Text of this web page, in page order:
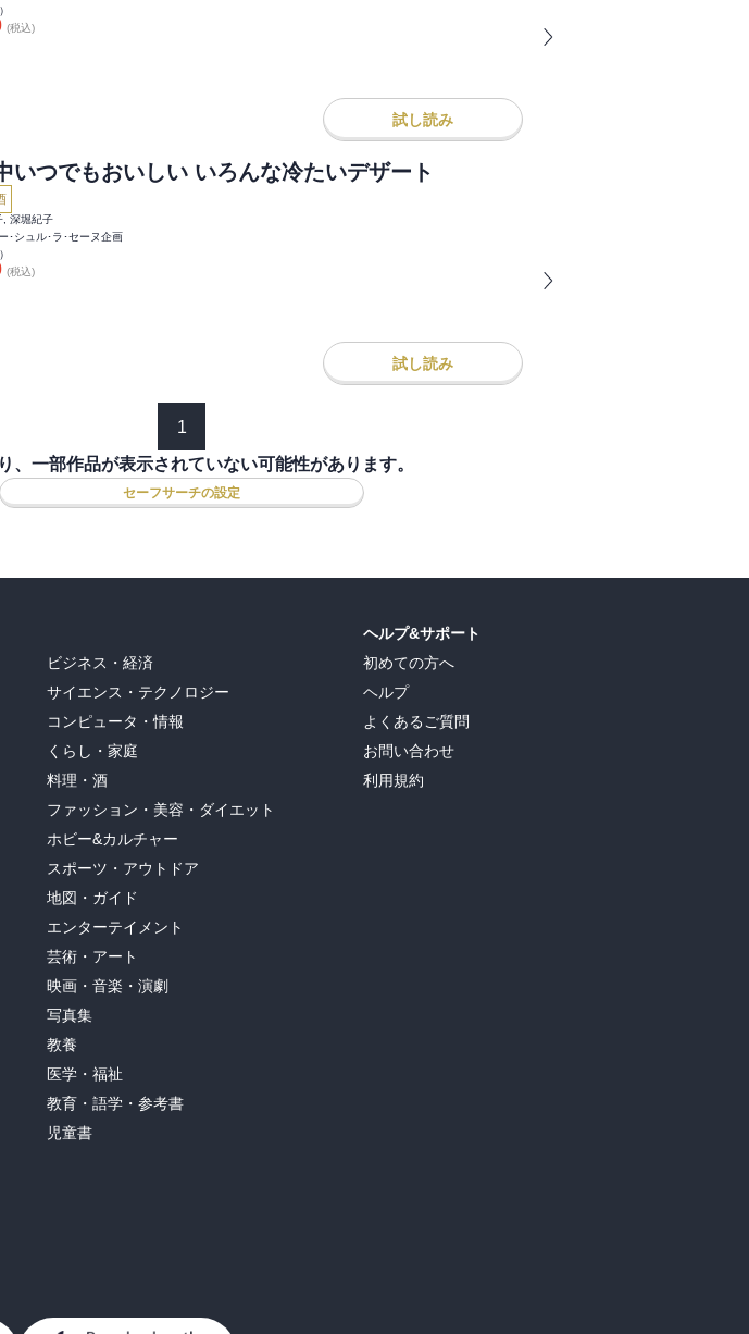
(税込)
試し読み
いつでもおいしい いろんな冷たいデザート
, 深堀紀子
･シュル･ラ･セーヌ企画
(税込)
試し読み
1
、一部作品が表示されていない可能性があります。
セーフサーチの設定
ビジネス・経済
サイエンス・テクノロジー
コンピュータ・情報
くらし・家庭
料理・酒
ファッション・美容・ダイエット
ホビー&カルチャー
スポーツ・アウトドア
地図・ガイド
エンターテイメント
芸術・アート
映画・音楽・演劇
写真集
教養
医学・福祉
教育・語学・参考書
児童書
ヘルプ&サポート
初めての方へ
ヘルプ
よくあるご質問
お問い合わせ
利用規約